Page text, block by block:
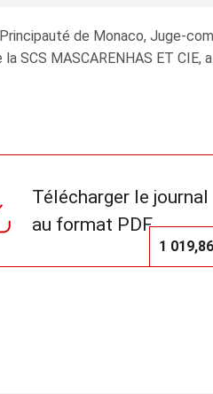
de Monaco,
MASCARENHAS ET CIE,
Télécharger le journal
au format PDF
1